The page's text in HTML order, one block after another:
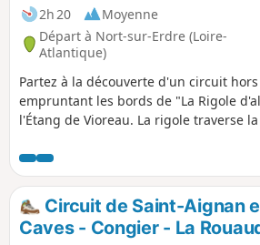
2h 20
Moyenne
Départ à Nort-sur-Erdre (Loire-
Atlantique)
Partez à la découverte d'un circuit
empruntant les bords de "La Rigole
l'Étang de Vioreau. La rigole traverse
en souterrain sur 600m. Elle est, par
de nombreux petits ponts de pierre
votre balade, vous pourrez admirer le
Lucinière et son domaine boisé de
de l'Erdre.
Circuit de Saint-Aignan
Caves - Congier - La